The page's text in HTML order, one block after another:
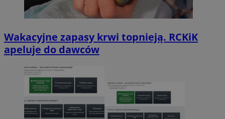
Wakacyjne zapasy krwi topnieją. RCKiK
apeluje do dawców